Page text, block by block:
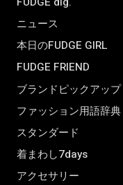
ニュース
本日のFUDGE GIRL
FUDGE FRIEND
ブランドピックアップ
ファッション用語辞典
スタンダード
着まわし7days
アクセサリー